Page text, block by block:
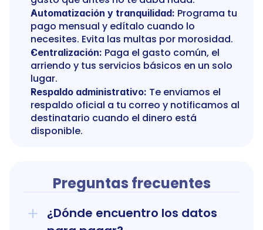
Automatización y tranquilidad: Programa tu
pago mensual y edítalo cuando lo
necesites. Evita las multas por morosidad.
Centralización: Paga el gasto común, el
arriendo y tus servicios básicos en un solo
lugar.
Respaldo administrativo: Te enviamos el
respaldo oficial a tu correo y notificamos al
destinatario cuando el dinero está
disponible.
Preguntas frecuentes
¿Dónde encuentro los datos